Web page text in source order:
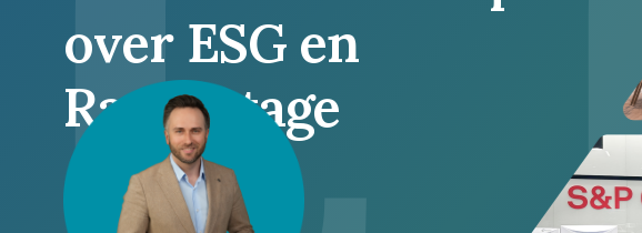
over ESG en
Rapportage